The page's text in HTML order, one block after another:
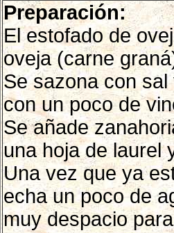
Preparación:
El estofado de
oveja (carne
Se sazona con
con un poco de
Se añade
una hoja de laurel
Una vez que ya
echa un poco de
muy despacio